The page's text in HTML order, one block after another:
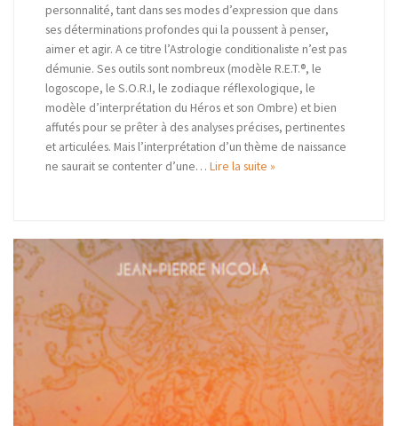
personnalité, tant dans ses modes d’expression que dans
ses déterminations profondes qui la poussent à penser,
aimer et agir. A ce titre l’Astrologie conditionaliste n’est pas
démunie. Ses outils sont nombreux (modèle R.E.T.®, le
logoscope, le S.O.R.I, le zodiaque réflexologique, le
modèle d’interprétation du Héros et son Ombre) et bien
affutés pour se prêter à des analyses précises, pertinentes
et articulées. Mais l’interprétation d’un thème de naissance
ne saurait se contenter d’une… Lire la suite »